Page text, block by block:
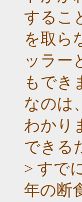
するこ
を取ら
ッラー
もでき
なのは
わかり
できる
> すで
年の断